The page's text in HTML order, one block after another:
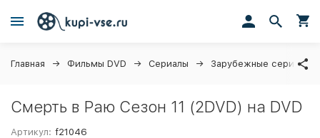
Главная Фильмы DVD Сериалы Зарубежные сериалы
Смерть в Раю Сезон 11 (2DVD) на DVD
Артикул: f21046